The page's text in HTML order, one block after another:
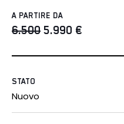
A PARTIRE DA
6.500 5.990 €
STATO
Nuovo